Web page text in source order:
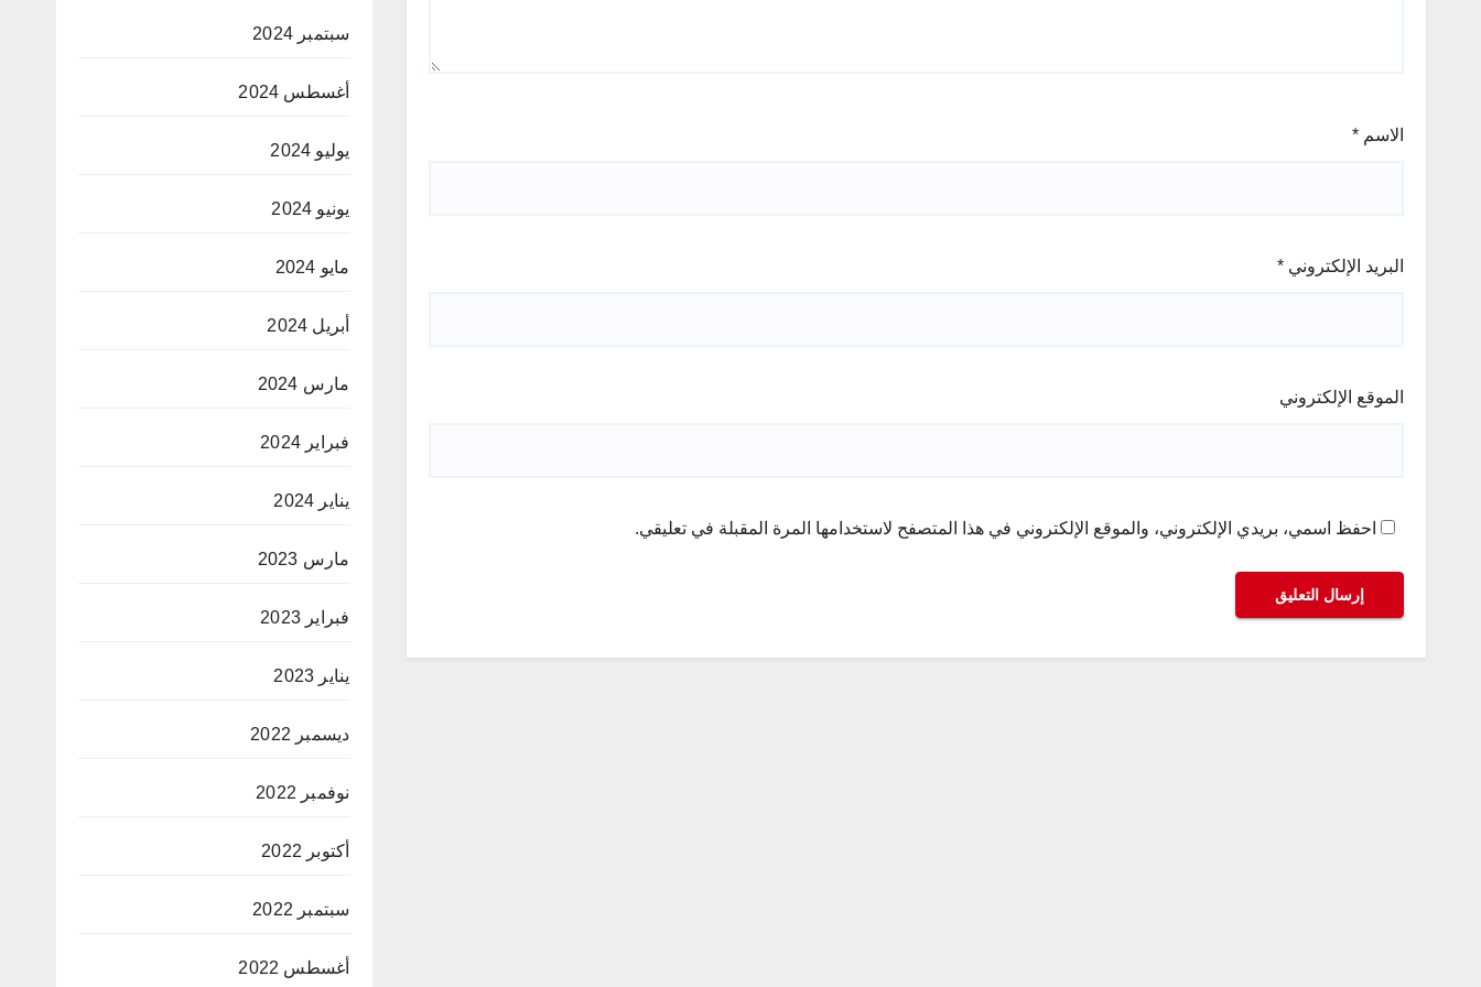
الاسم *
البريد الإلكتروني *
الموقع الإلكتروني
احفظ اسمي، بريدي الإلكتروني، والموقع الإلكتروني في هذا المتصفح لاستخدامها المرة المقبلة في تعليقي.
سبتمبر 2024
أغسطس 2024
يوليو 2024
يونيو 2024
مايو 2024
أبريل 2024
مارس 2024
فبراير 2024
يناير 2024
مارس 2023
فبراير 2023
يناير 2023
ديسمبر 2022
نوفمبر 2022
أكتوبر 2022
سبتمبر 2022
أغسطس 2022